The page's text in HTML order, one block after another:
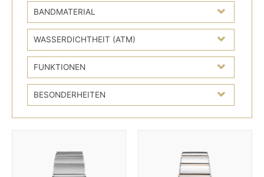
BANDMATERIAL
WASSERDICHTHEIT (ATM)
FUNKTIONEN
BESONDERHEITEN